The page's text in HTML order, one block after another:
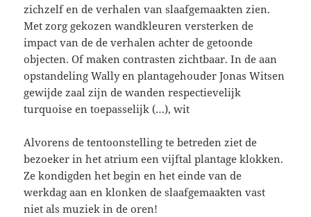
zichzelf en de verhalen van slaafgemaakten zien.
Met zorg gekozen wandkleuren versterken de
impact van de de verhalen achter de getoonde
objecten. Of maken contrasten zichtbaar. In de aan
opstandeling Wally en plantagehouder Jonas Witsen
gewijde zaal zijn de wanden respectievelijk
turquoise en toepasselijk (…), wit
Alvorens de tentoonstelling te betreden ziet de
bezoeker in het atrium een vijftal plantage klokken.
Ze kondigden het begin en het einde van de
werkdag aan en klonken de slaafgemaakten vast
niet als muziek in de oren!